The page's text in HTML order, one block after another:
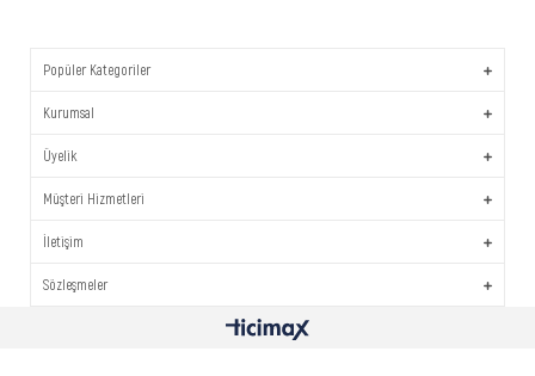
Popüler Kategoriler
Kurumsal
Üyelik
Müşteri Hizmetleri
İletişim
Sözleşmeler